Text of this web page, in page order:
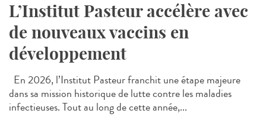
L’Institut Pasteur accélère avec
de nouveaux vaccins en
développement
En 2026, l’Institut Pasteur franchit une étape majeure
dans sa mission historique de lutte contre les maladies
infectieuses. Tout au long de cette année,...